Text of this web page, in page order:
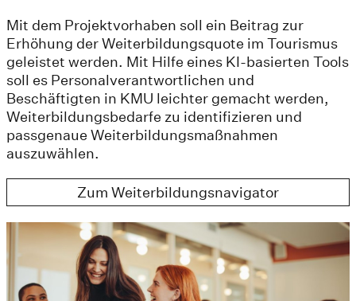
Mit dem Projektvorhaben soll ein Beitrag zur
Erhöhung der Weiterbildungsquote im Tourismus
geleistet werden. Mit Hilfe eines KI-basierten Tools
soll es Personalverantwortlichen und
Beschäftigten in KMU leichter gemacht werden,
Weiterbildungsbedarfe zu identifizieren und
passgenaue Weiterbildungsmaßnahmen
auszuwählen.
Zum Weiterbildungsnavigator